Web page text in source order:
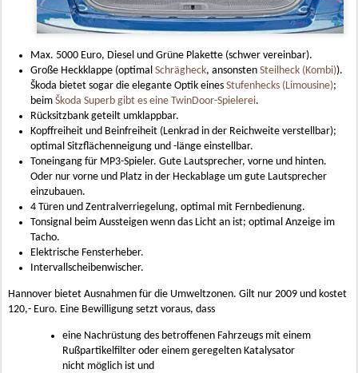
Max. 5000 Euro, Diesel und Grüne Plakette (schwer vereinbar).
Große Heckklappe (optimal Schrägheck, ansonsten Steilheck (Kombi)).
Škoda bietet sogar die elegante Optik eines Stufenhecks (Limousine);
beim Škoda Superb gibt es eine TwinDoor-Spielerei.
Rücksitzbank geteilt umklappbar.
Kopffreiheit und Beinfreiheit (Lenkrad in der Reichweite verstellbar);
optimal Sitzflächenneigung und -länge einstellbar.
Toneingang für MP3-Spieler. Gute Lautsprecher, vorne und hinten.
Oder nur vorne und Platz in der Heckablage um gute Lautsprecher
einzubauen.
4 Türen und Zentralverriegelung, optimal mit Fernbedienung.
Tonsignal beim Aussteigen wenn das Licht an ist; optimal Anzeige im
Tacho.
Elektrische Fensterheber.
Intervallscheibenwischer.
Hannover bietet Ausnahmen für die Umweltzonen. Gilt nur 2009 und kostet
120,- Euro. Eine Bewilligung setzt voraus, dass
eine Nachrüstung des betroffenen Fahrzeugs mit einem
Rußpartikelfilter oder einem geregelten Katalysator
nicht möglich ist und